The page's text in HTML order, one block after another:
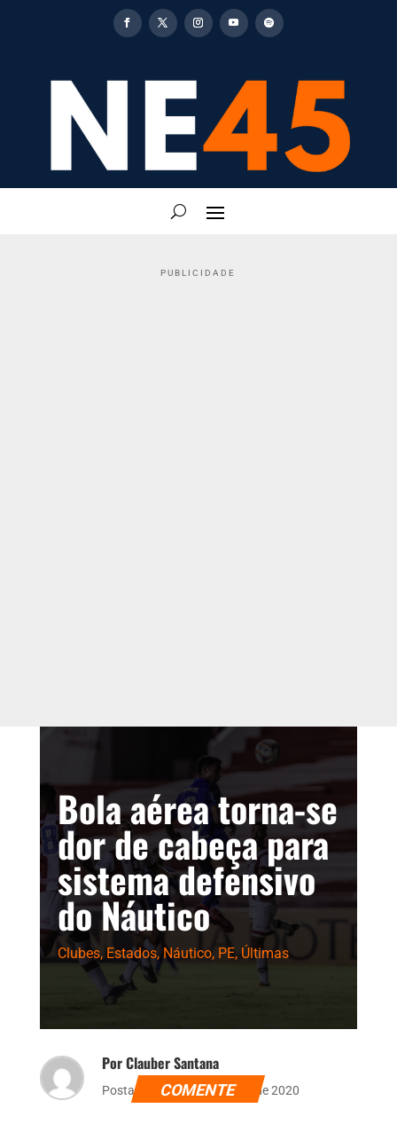
PUBLICIDADE
Bola aérea torna-se
dor de cabeça para
sistema defensivo
do Náutico
Clubes, Estados, Náutico, PE, Últimas
Por Clauber Santana
Postado dia 2 de novembro de 2020
COMENTE